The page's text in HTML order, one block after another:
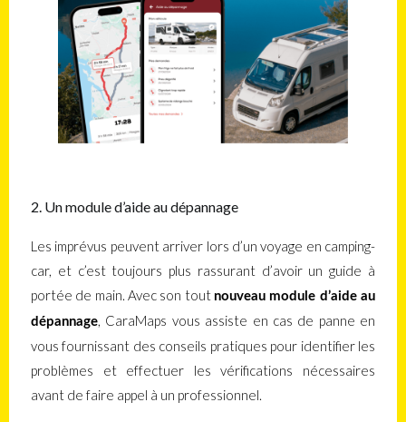
2. Un module d’aide au dépannage
Les imprévus peuvent arriver lors d’un voyage en camping-
car, et c’est toujours plus rassurant d’avoir un guide à
portée de main. Avec son tout nouveau module d’aide au
dépannage, CaraMaps vous assiste en cas de panne en
vous fournissant des conseils pratiques pour identifier les
problèmes et effectuer les vérifications nécessaires
avant de faire appel à un professionnel.